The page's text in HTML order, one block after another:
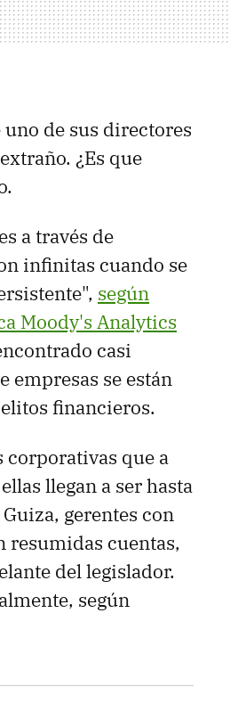
de sus directores
¿Es que
a través de
infinitas cuando se
según
Moody's Analytics
casi
empresas se están
financieros.
corporativas que a
llegan a ser hasta
gerentes con
resumidas cuentas,
del legislador.
según